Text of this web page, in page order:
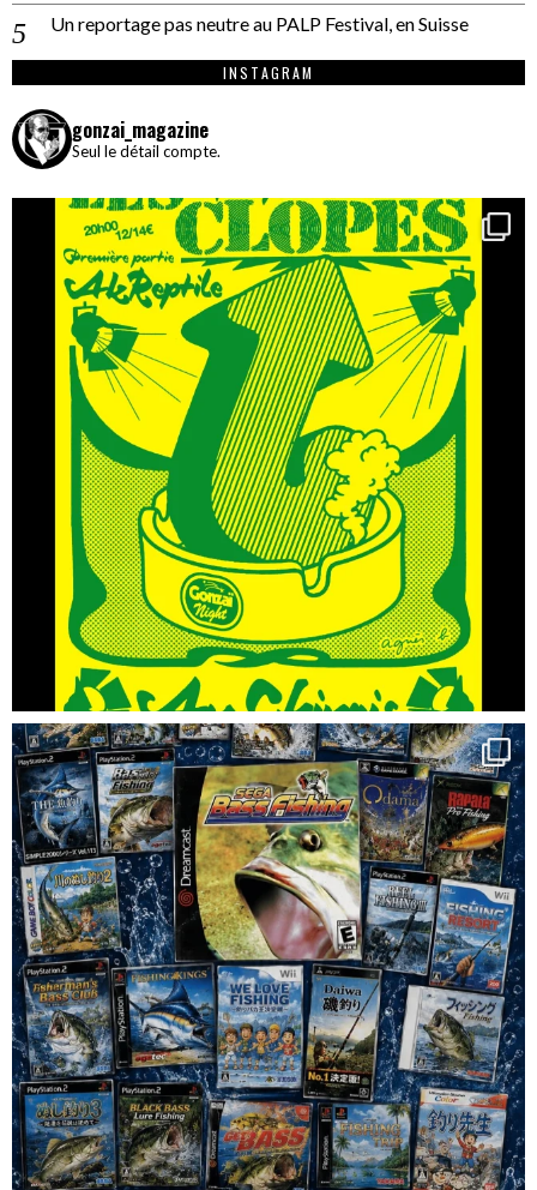
Un reportage pas neutre au PALP Festival, en Suisse
INSTAGRAM
gonzai_magazine
Seul le détail compte.